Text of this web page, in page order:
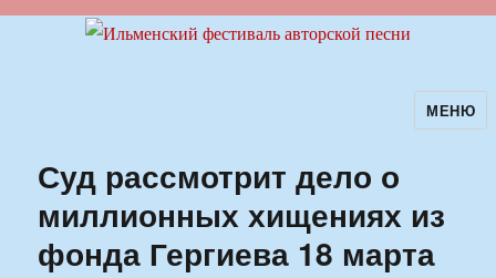
Ильменский фестиваль авторскойМЕНЮ
Суд рассмотрит дело о
миллионных хищениях из
фонда Гергиева 18 марта